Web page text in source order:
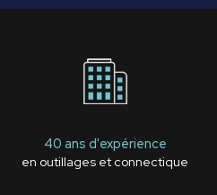
40 ans d'expérience
en outillages et connectique